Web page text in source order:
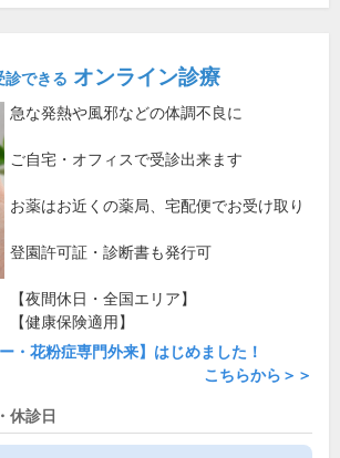
診できる オンライン診療
急な発熱や風邪などの体調不良に
ご自宅・オフィスで受診出来ます
お薬はお近くの薬局、宅配便でお受け取り
登園許可証・診断書も発行可
【夜間休日・全国エリア】
【健康保険適用】
ー・花粉症専門外来】はじめました！
こちらから＞＞
休診日